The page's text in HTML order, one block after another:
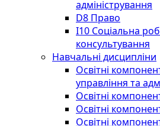
адміністрування
D8 Право
I10 Соціальна
консультування
Навчальні дисципліни
Освітні
управління та
Освітні
Освітні
Освітні